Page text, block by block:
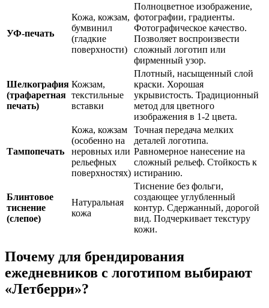
УФ-печать
Кожа, кожзам,
бумвинил
(гладкие
поверхности)
Полноцветное изображение,
фотографии, градиенты.
Фотографическое качество.
Позволяет воспроизвести
сложный логотип или
фирменный узор.
Шелкография
(трафаретная
печать)
Кожзам,
текстильные
вставки
Плотный, насыщенный слой
краски. Хорошая
укрывистость. Традиционный
метод для цветного
изображения в 1-2 цвета.
Тампопечать
Кожа, кожзам
(особенно на
неровных или
рельефных
поверхностях)
Точная передача мелких
деталей логотипа.
Равномерное нанесение на
сложный рельеф. Стойкость к
истиранию.
Блинтовое
тиснение
(слепое)
Натуральная
кожа
Тиснение без фольги,
создающее углубленный
контур. Сдержанный, дорогой
вид. Подчеркивает текстуру
кожи.
Почему для брендирования
ежедневников с логотипом выбирают
«Летберри»?